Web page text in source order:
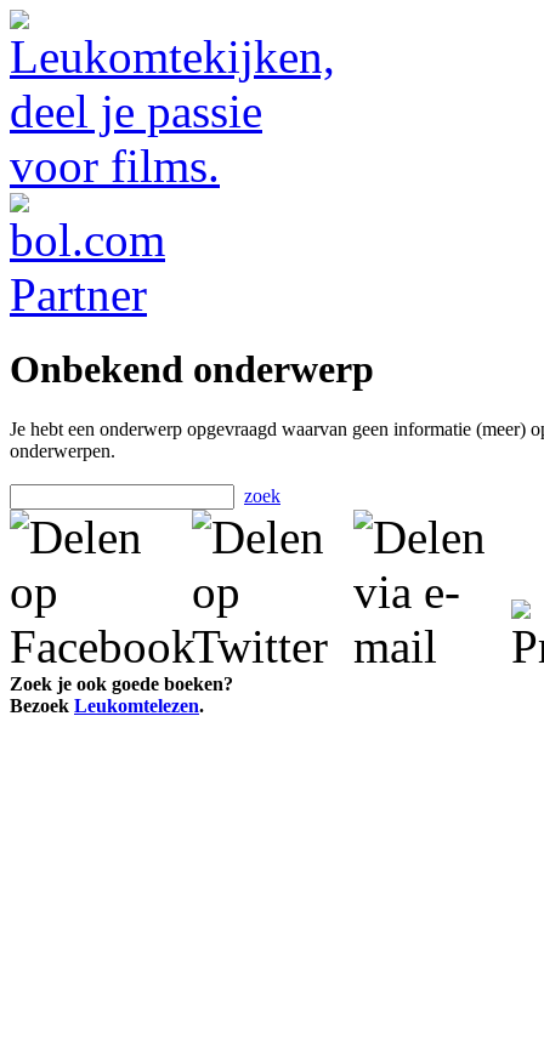
Onbekend onderwerp
Je hebt een onderwerp opgevraagd waarvan geen informatie (meer)
onderwerpen.
zoek
Zoek je ook goede boeken?
Bezoek Leukomtelezen.